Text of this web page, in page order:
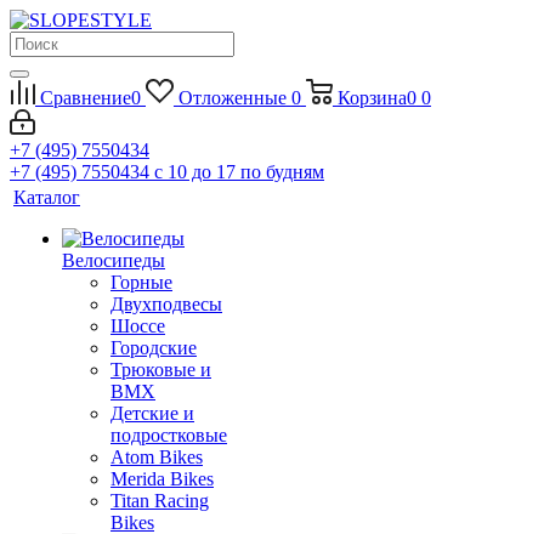
Сравнение0 Отложенные 0 Корзина0 0
+7 (495) 7550434
+7 (495) 7550434 с 10 до 17 по будням
Каталог
Велосипеды
Горные
Двухподвесы
Шоссе
Городские
Трюковые и
BMX
Детские и
подростковые
Atom Bikes
Merida Bikes
Titan Racing
Bikes